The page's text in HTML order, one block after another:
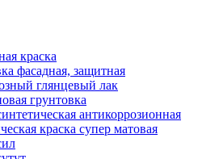
краска
фасадная, защитная
глянцевый лак
грунтовка
антикоррозионная
краска супер матовая